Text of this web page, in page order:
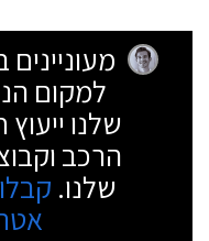
למקום
שלנו
הרכב
שלנו.